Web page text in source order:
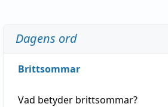
Dagens ord
Brittsommar
Vad betyder brittsommar?